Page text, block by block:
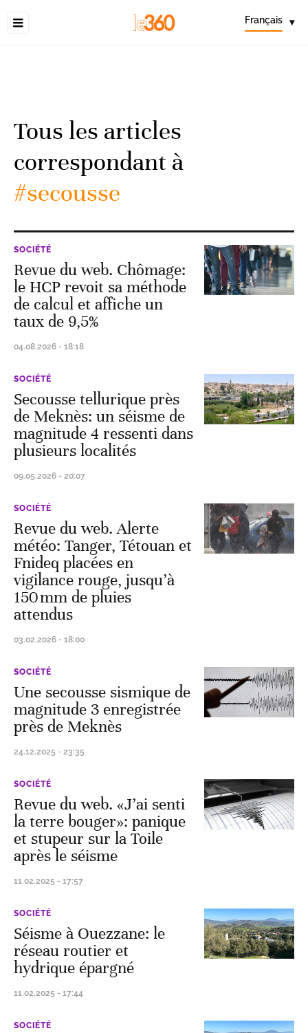
Français ▾
Tous les articles
correspondant à
#secousse
SOCIÉTÉ
Revue du web. Chômage:
le HCP revoit sa méthode
de calcul et affiche un
taux de 9,5%
04.08.2026 - 18:18
SOCIÉTÉ
Secousse tellurique près
de Meknès: un séisme de
magnitude 4 ressenti dans
plusieurs localités
09.05.2026 - 20:07
SOCIÉTÉ
Revue du web. Alerte
météo: Tanger, Tétouan et
Fnideq placées en
vigilance rouge, jusqu’à
150 mm de pluies
attendus
03.02.2026 - 18:00
SOCIÉTÉ
Une secousse sismique de
magnitude 3 enregistrée
près de Meknès
24.12.2025 - 23:35
SOCIÉTÉ
Revue du web. «J’ai senti
la terre bouger»: panique
et stupeur sur la Toile
après le séisme
11.02.2025 - 17:57
SOCIÉTÉ
Séisme à Ouezzane: le
réseau routier et
hydrique épargné
11.02.2025 - 17:44
SOCIÉTÉ